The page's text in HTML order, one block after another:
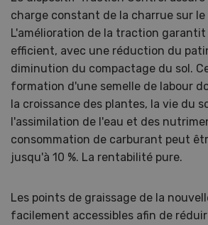
charge constant de la charrue sur
L'amélioration de la traction
efficient, avec une réduction du
diminution du compactage du sol.
formation d'une semelle de labour
la croissance des plantes, la vie du
l'assimilation de l'eau et des
consommation de carburant peut
jusqu'à 10 %. La rentabilité pure.
Les points de graissage de la
facilement accessibles afin de